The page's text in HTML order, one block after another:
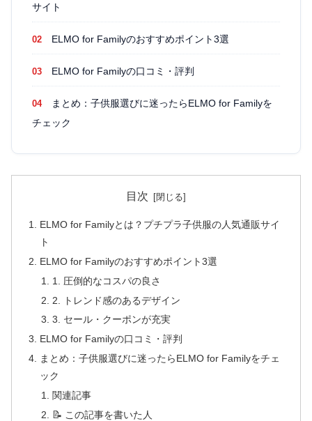
サイト
ELMO for Familyのおすすめポイント3選
ELMO for Familyの口コミ・評判
まとめ：子供服選びに迷ったらELMO for Familyを
チェック
目次
ELMO for Familyとは？プチプラ子供服の人気通販サイ
ト
ELMO for Familyのおすすめポイント3選
1. 圧倒的なコスパの良さ
2. トレンド感のあるデザイン
3. セール・クーポンが充実
ELMO for Familyの口コミ・評判
まとめ：子供服選びに迷ったらELMO for Familyをチェ
ック
関連記事
📝 この記事を書いた人